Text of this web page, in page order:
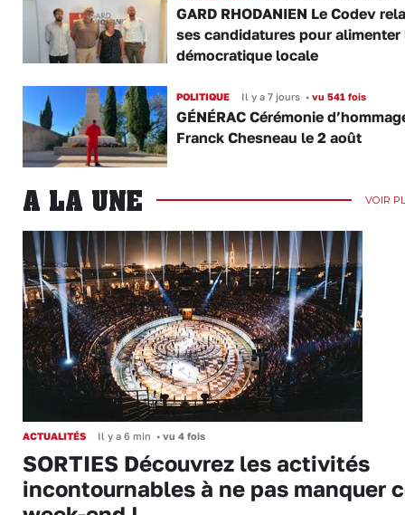
GARD RHODANIEN Le Codev
ses candidatures pour alimenter
démocratique locale
POLITIQUE Il y a 7 jours •vu 541 fois
GÉNÉRAC Cérémonie
Franck Chesneau le 2 août
A LA UNE VOIR
ACTUALITÉS Il y a 6 min • vu 4 fois
SORTIES Découvrez les activités
incontournables à ne pas manquer